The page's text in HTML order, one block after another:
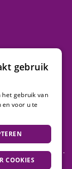
gebruik
gebruik van
voor u te
COOKIES